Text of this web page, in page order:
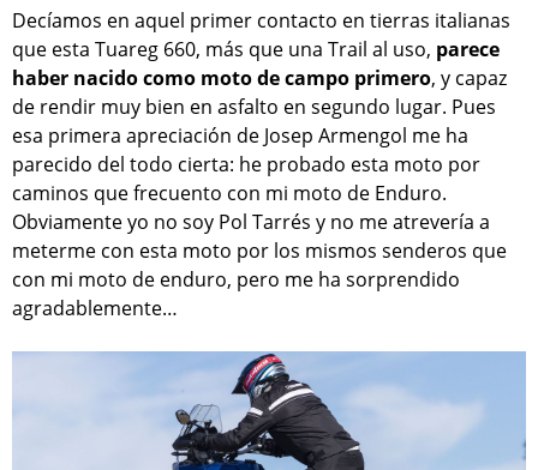
Decíamos en aquel primer contacto en tierras italianas
que esta Tuareg 660, más que una Trail al uso, parece
haber nacido como moto de campo primero, y capaz
de rendir muy bien en asfalto en segundo lugar. Pues
esa primera apreciación de Josep Armengol me ha
parecido del todo cierta: he probado esta moto por
caminos que frecuento con mi moto de Enduro.
Obviamente yo no soy Pol Tarrés y no me atrevería a
meterme con esta moto por los mismos senderos que
con mi moto de enduro, pero me ha sorprendido
agradablemente…